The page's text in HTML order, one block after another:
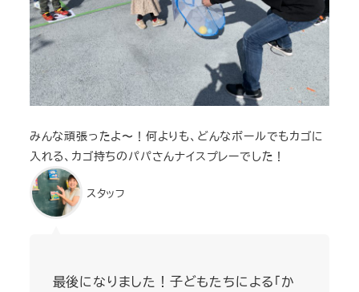
みんな頑張ったよ〜！何よりも、どんなボールでもカゴに
入れる、カゴ持ちのパパさんナイスプレーでした！
スタッフ
最後になりました！子どもたちによる「か